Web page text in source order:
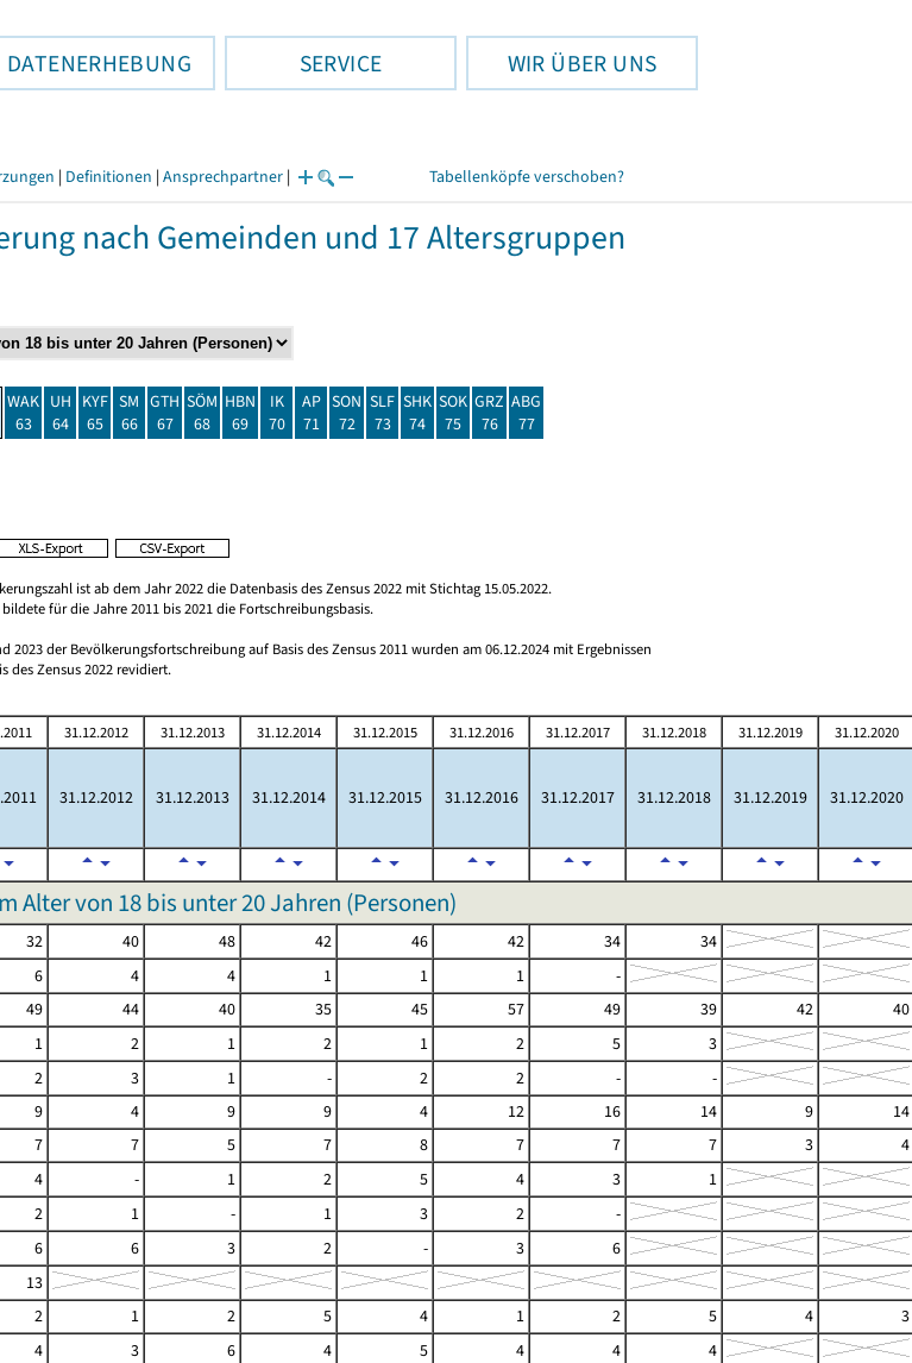
DATENERHEBUNG SERVICE WIR ÜBER UNS
| Definitionen | Ansprechpartner | Tabellenköpfe verschoben?
nach Gemeinden und 17 Altersgruppen
WAK
63
UH
64
KYF
65
SM
66
GTH
67
SÖM
68
HBN
69
IK
70
AP
71
SON
72
SLF
73
SHK
74
SOK
75
GRZ
76
ABG
77
ist ab dem Jahr 2022 die Datenbasis des Zensus 2022 mit Stichtag 15.05.2022.
für die Jahre 2011 bis 2021 die Fortschreibungsbasis.
2023 der Bevölkerungsfortschreibung auf Basis des Zensus 2011 wurden am 06.12.2024 mit Ergebnissen
des Zensus 2022 revidiert.
31.12.2012 31.12.2013 31.12.2014 31.12.2015 31.12.2016 31.12.2017 31.12.2018 31.12.2019 31.12.2020
31.12.2012 31.12.2013 31.12.2014 31.12.2015 31.12.2016 31.12.2017 31.12.2018 31.12.2019 31.12.2020
Alter von 18 bis unter 20 Jahren (Personen)
32 40 48 42 46 42 34
34
6 4 4 1 1 1
-
49 44 40 35 45 57 49 39 42
40
1 2 1 2 1 2 5
3
2 3 1 - 2 2 -
-
9 4 9 9 4 12 16 14 9
14
7 7 5 7 8 7 7 7 3
4
4 - 1 2 5 4 3
1
2 1 - 1 3 2
-
6 6 3 2 - 3
6
13
2 1 2 5 4 1 2 5 4
3
4 3 6 4 5 4 4
4